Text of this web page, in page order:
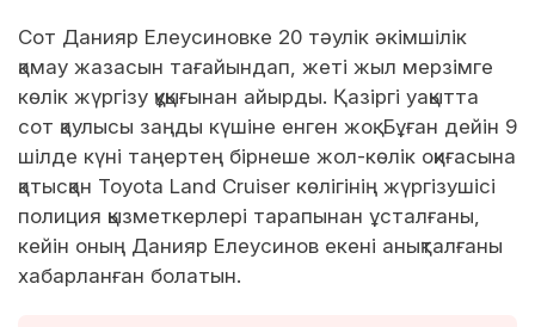
Сот Данияр Елеусиновке 20 тәулік әкімшілік
қамау жазасын тағайындап, жеті жыл мерзімге
көлік жүргізу құқығынан айырды. Қазіргі уақытта
сот қаулысы заңды күшіне енген жоқ. Бұған дейін 9
шілде күні таңертең бірнеше жол-көлік оқиғасына
қатысқан Toyota Land Cruiser көлігінің жүргізушісі
полиция қызметкерлері тарапынан ұсталғаны,
кейін оның Данияр Елеусинов екені анықталғаны
хабарланған болатын.